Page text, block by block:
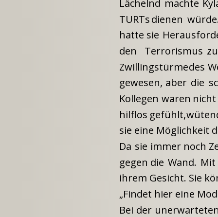
Lächelnd machte
TURTsdienen
hatte sie
den
Terrorismus zu
Zwillingstürmedes
gewesen, aber die
Kollegen waren nicht
hilflos gefühlt,
sie eine Möglichkeit
Da sie immer noch
gegen die Wand. Mit
ihrem Gesicht. Sie
„Findet hier eine
Bei der